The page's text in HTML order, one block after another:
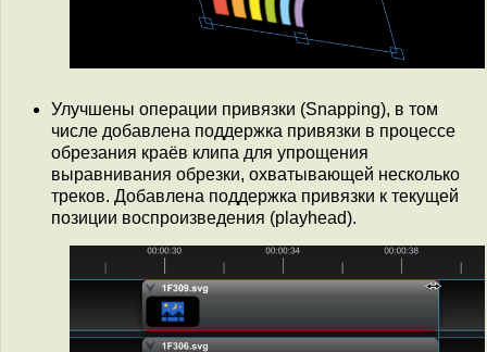
Улучшены операции привязки (Snapping), в том
числе добавлена поддержка привязки в процессе
обрезания краёв клипа для упрощения
выравнивания обрезки, охватывающей несколько
треков. Добавлена поддержка привязки к текущей
позиции воспроизведения (playhead).